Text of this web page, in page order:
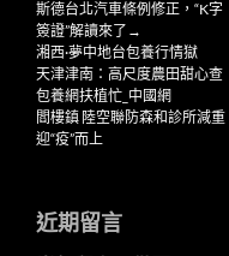
斯德台北汽車條例修正，“K字
簽證”解讀來了→
湘西·夢中地台包養行情獄
天津津南：高尺度農田甜心查
包養網扶植忙_中國網
閻樓鎮 陸空聯防森和診所減重
迎“疫”而上
近期留言